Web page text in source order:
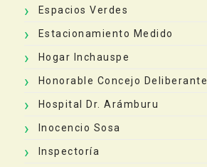
Espacios Verdes
Estacionamiento Medido
Hogar Inchauspe
Honorable Concejo Deliberante
Hospital Dr. Arámburu
Inocencio Sosa
Inspectoría